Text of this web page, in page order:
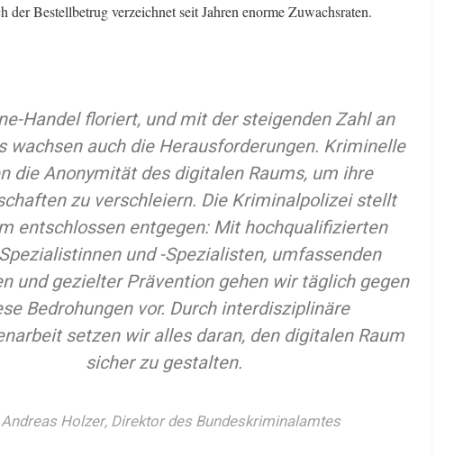
der Bestellbetrug verzeichnet seit Jahren enorme Zuwachsraten.
Handel floriert, und mit der steigenden Zahl an
wachsen auch die Herausforderungen. Kriminelle
die Anonymität des digitalen Raums, um ihre
zu verschleiern. Die Kriminalpolizei stellt
entschlossen entgegen: Mit hochqualifizierten
und -Spezialisten, umfassenden
und gezielter Prävention gehen wir täglich gegen
Bedrohungen vor. Durch interdisziplinäre
setzen wir alles daran, den digitalen Raum
sicher zu gestalten.
Andreas Holzer, Direktor des Bundeskriminalamtes